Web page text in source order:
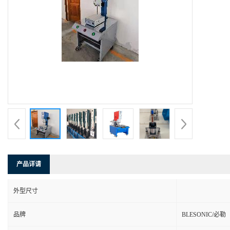
产品详请
外型尺寸
品牌 BLESONIC/必勒